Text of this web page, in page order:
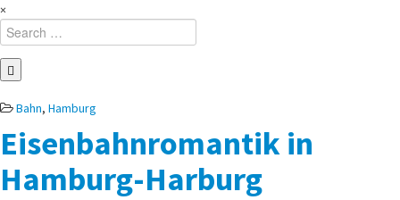
×
Search
for:
Posted
Bahn, Hamburg
Eisenbahnromantik in
Hamburg-Harburg